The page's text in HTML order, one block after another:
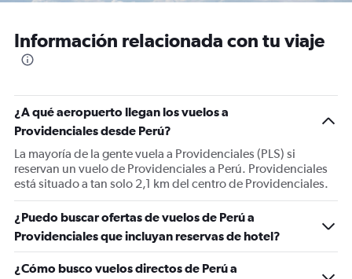
Información relacionada con tu viaje
¿A qué aeropuerto llegan los vuelos a
Providenciales desde Perú?
La mayoría de la gente vuela a Providenciales (PLS) si
reservan un vuelo de Providenciales a Perú. Providenciales
está situado a tan solo 2,1 km del centro de Providenciales.
¿Puedo buscar ofertas de vuelos de Perú a
Providenciales que incluyan reservas de hotel?
¿Cómo busco vuelos directos de Perú a